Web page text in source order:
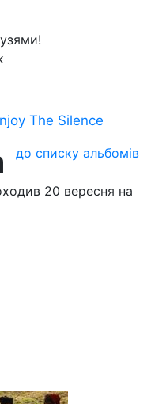
The Silence
до списку альбомів
20 вересня на